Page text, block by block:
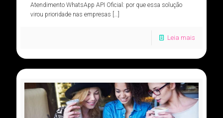
Atendimento WhatsApp API Oficial: por que essa solução
virou prioridade nas empresas […]
Leia mais